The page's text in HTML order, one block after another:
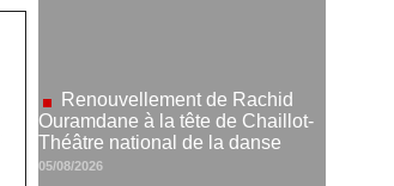
Nomination de Jérôme
Montchal à la direction du Phénix,
Scène nationale de Valenciennes